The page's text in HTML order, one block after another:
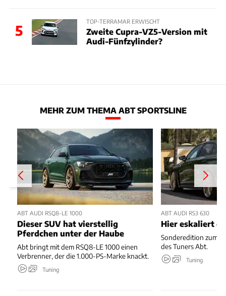
5
TOP-TERRAMAR ERWISCHT
Zweite Cupra-VZ5-Version mit
Audi-Fünfzylinder?
MEHR ZUM THEMA ABT SPORTSLINE
ABT AUDI RSQ8-LE 1000
Dieser SUV hat vierstellig
Pferdchen unter der Haube
Abt bringt mit dem RSQ8-LE 1000 einen
Verbrenner, der die 1.000-PS-Marke knackt.
Tuning
ABT AUDI RS3 630
Hier eskaliert
Sonderedition zum
des Tuners Abt.
Tuning